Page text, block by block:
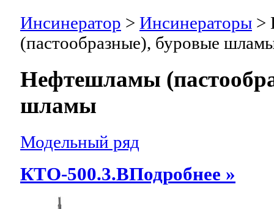
Инсинератор > Инсинераторы >
(пастообразные), буровые
Нефтешламы
шламы
Модельный ряд
КТО-500.3.ВПодробнее »